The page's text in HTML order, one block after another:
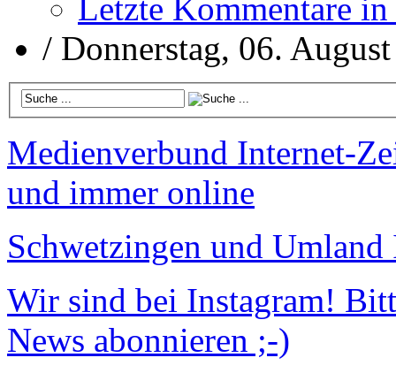
Letzte Kommentare in
/ Donnerstag, 06.
Medienverbund Internet-
und immer online
Schwetzingen und Umland
Wir sind bei Instagram!
News abonnieren ;-)